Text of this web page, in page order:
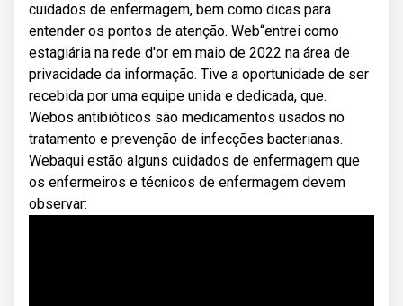
cuidados de enfermagem, bem como dicas para
entender os pontos de atenção. Web“entrei como
estagiária na rede d'or em maio de 2022 na área de
privacidade da informação. Tive a oportunidade de ser
recebida por uma equipe unida e dedicada, que.
Webos antibióticos são medicamentos usados no
tratamento e prevenção de infecções bacterianas.
Webaqui estão alguns cuidados de enfermagem que
os enfermeiros e técnicos de enfermagem devem
observar: